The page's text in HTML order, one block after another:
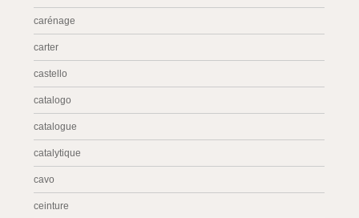
carénage
carter
castello
catalogo
catalogue
catalytique
cavo
ceinture